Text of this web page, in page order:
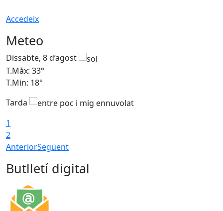
Accedeix
Meteo
Dissabte, 8 d’agost
T.Màx: 33°
T.Min: 18°
Tarda
1
2
AnteriorSegüent
Butlletí digital